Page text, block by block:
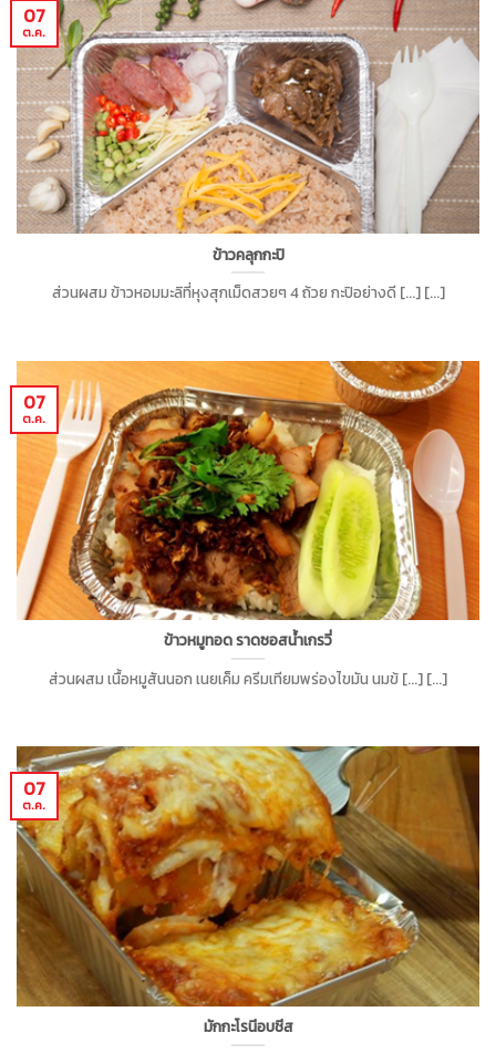
ข้าวคลุกกะปิ
ส่วนผสม ข้าวหอมมะลิที่หุงสุกเม็ดสวยๆ 4 ถ้วย กะปิอย่างดี [...] [...]
07
ต.ค.
ข้าวหมูทอด ราดซอสน้ำเกรวี่
ส่วนผสม เนื้อหมูสันนอก เนยเค็ม ครีมเทียมพร่องไขมัน นมข้ [...] [...]
07
ต.ค.
มักกะโรนีอบชีส
07
ต.ค.